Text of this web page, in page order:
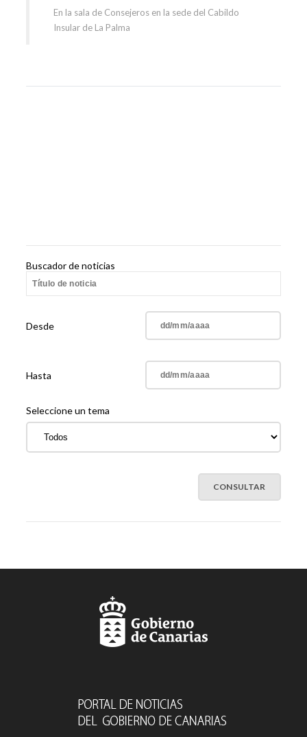
En la sala de Consejeros en la sede del Cabildo
Insular de La Palma
Buscador de noticias
Desde
Hasta
Seleccione un tema